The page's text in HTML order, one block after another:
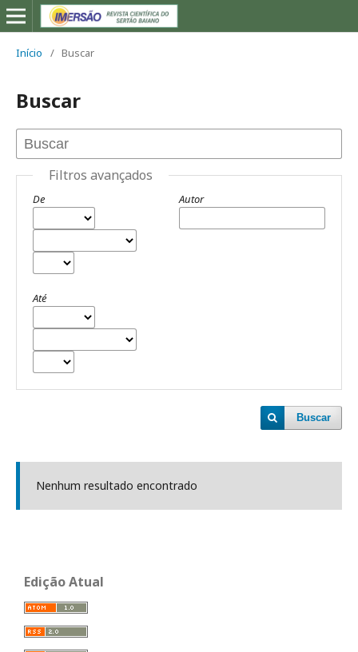
Início / Buscar
Buscar
Filtros avançados
De
Até
Autor
Buscar
Nenhum resultado encontrado
Edição Atual